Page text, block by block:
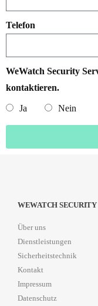
Telefon
WeWatch Security
kontaktieren.
Ja
Nein
WEWATCH SECURITY
Über uns
Dienstleistungen
Sicherheitstechnik
Kontakt
Impressum
Datenschutz